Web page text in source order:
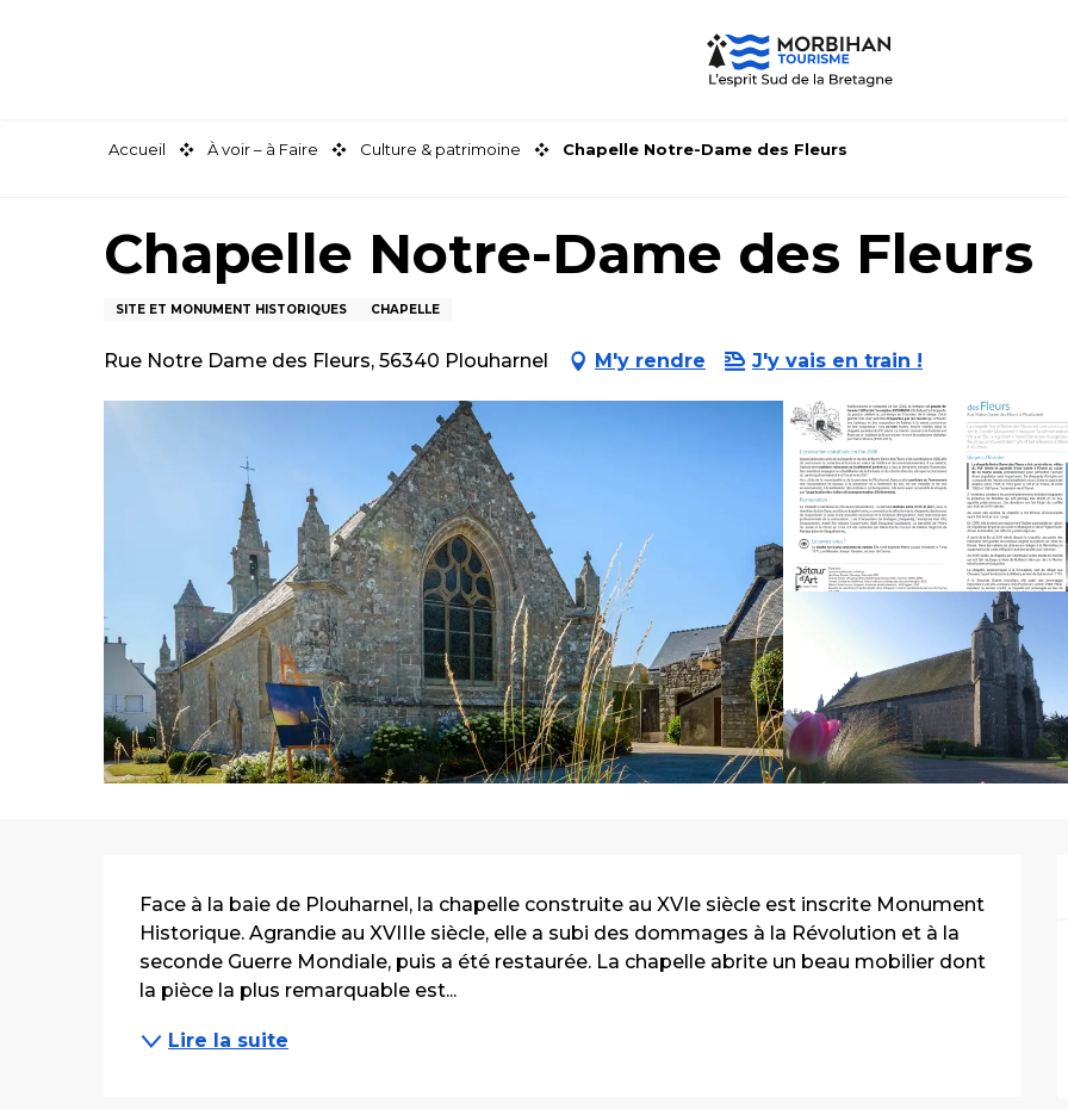
Accueil À voir – à Faire Culture & patrimoine Chapelle Notre-Dame des Fleurs
Chapelle Notre-Dame des Fleurs
SITE ET MONUMENT HISTORIQUES CHAPELLE
Rue Notre Dame des Fleurs, 56340 Plouharnel M'y rendre J'y vais en train !
Description
Face à la baie de Plouharnel, la chapelle construite au XVIe siècle est inscrite Monument
Historique. Agrandie au XVIIIe siècle, elle a subi des dommages à la Révolution et à la
seconde Guerre Mondiale, puis a été restaurée. La chapelle abrite un beau mobilier dont
la pièce la plus remarquable est...
Lire la suite